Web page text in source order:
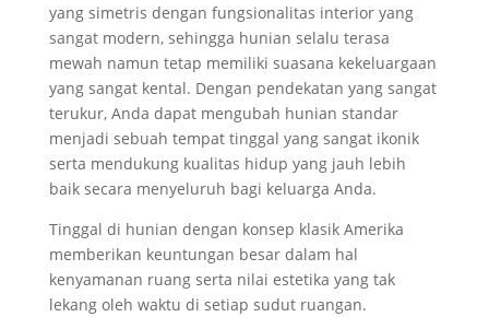
yang simetris dengan fungsionalitas interior yang
sangat modern, sehingga hunian selalu terasa
mewah namun tetap memiliki suasana kekeluargaan
yang sangat kental. Dengan pendekatan yang sangat
terukur, Anda dapat mengubah hunian standar
menjadi sebuah tempat tinggal yang sangat ikonik
serta mendukung kualitas hidup yang jauh lebih
baik secara menyeluruh bagi keluarga Anda.
Tinggal di hunian dengan konsep klasik Amerika
memberikan keuntungan besar dalam hal
kenyamanan ruang serta nilai estetika yang tak
lekang oleh waktu di setiap sudut ruangan.